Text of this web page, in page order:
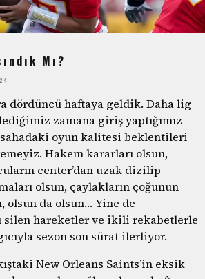
Mı?
dördüncü haftaya geldik. Daha lig
zamana giriş yaptığımız
oyun kalitesi beklentileri
Hakem kararları olsun,
center’dan uzak dizilip
olsun, çaylakların çoğunun
olsun da olsun… Yine de
silen hareketler ve ikili rekabetlerle
sezon son sürat ilerliyor.
New Orleans Saints’in eksik